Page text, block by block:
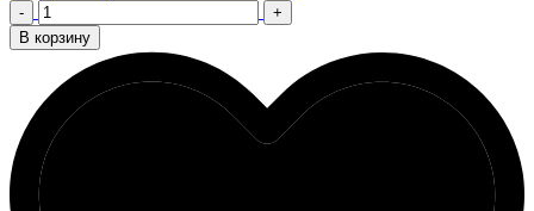
-
+
В корзину